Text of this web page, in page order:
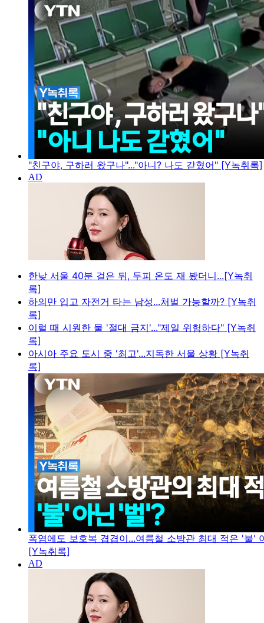
"친구야, 구하러 왔구나"..."아니? 나도 갇혔어" [Y녹취록]
한낮 서울 40분 걸은 뒤, 두피 온도 재 봤더니...[Y녹취
록]
하의만 입고 자전거 타는 남성...처벌 가능할까? [Y녹취
록]
이럴 때 시원한 물 '절대 금지'..."제일 위험하다" [Y녹취
록]
아시아 주요 도시 중 '최고'...지독한 서울 상황 [Y녹취
록]
폭염에도 보호복 겹겹이...여름철 소방관 최대 적은 '불'
[Y녹취록]